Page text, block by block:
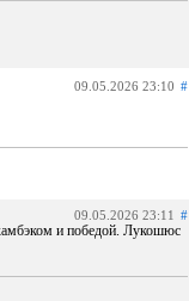
09.05.2026 23:10 #
09.05.2026 23:11 #
и победой. Лукошюс